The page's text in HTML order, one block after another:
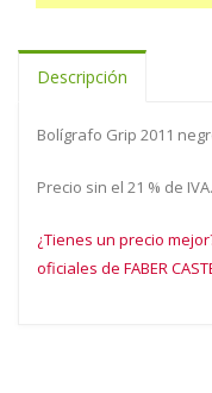
Descripción
Bolígrafo Grip 2011
Precio sin el 21 % de IVA.
¿Tienes un precio
oficiales de FABER